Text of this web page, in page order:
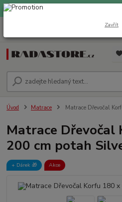
EXPRESNÍ DOPRAVA
Úvod Matrace Matrace Dřevočal
Matrace Dřevočal
200 cm potah
+ Dárek️ 🎁 Akce
Zavřít